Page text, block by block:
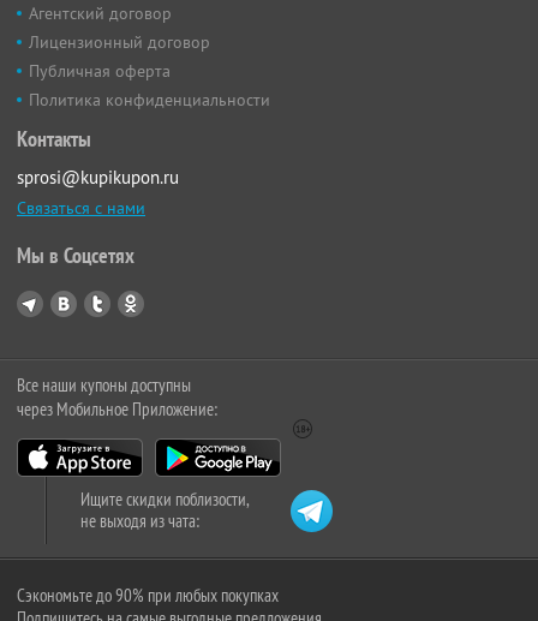
Агентский договор
Лицензионный договор
Публичная оферта
Политика конфиденциальности
Контакты
sprosi@kupikupon.ru
Связаться с нами
Мы в Соцсетях
Все наши купоны доступны
через Мобильное Приложение:
Ищите скидки поблизости,
не выходя из чата:
Сэкономьте до 90% при любых покупках